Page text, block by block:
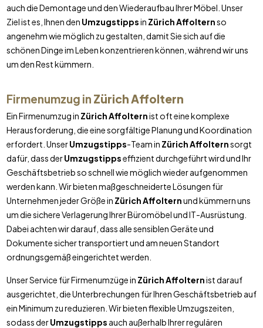
auch die Demontage und den Wiederaufbau Ihrer Möbel. Unser
Ziel ist es, Ihnen den Umzugstippsin Zürich Affolternso
angenehm wie möglich zu gestalten, damit Sie sich auf die
schönen Dinge im Leben konzentrieren können, während wir uns
um den Rest kümmern.
Firmenumzug in Zürich Affoltern
Ein Firmenumzug in Zürich Affolternist oft eine komplexe
Herausforderung, die eine sorgfältige Planung und Koordination
erfordert. UnserUmzugstipps-Team in Zürich Affolternsorgt
dafür, dass derUmzugstippseffizient durchgeführt wird und Ihr
Geschäftsbetrieb so schnell wie möglich wieder aufgenommen
werden kann. Wir bieten maßgeschneiderte Lösungen für
Unternehmen jeder Größe in Zürich Affolternund kümmern uns
um die sichere Verlagerung Ihrer Büromöbel und IT-Ausrüstung.
Dabei achten wir darauf, dass alle sensiblen Geräte und
Dokumente sicher transportiert und am neuen Standort
ordnungsgemäß eingerichtet werden.
Unser Service für Firmenumzüge in Zürich Affolternist darauf
ausgerichtet, die Unterbrechungen für Ihren Geschäftsbetrieb auf
ein Minimum zu reduzieren. Wir bieten flexible Umzugszeiten,
sodass derUmzugstipps auch außerhalb Ihrer regulären